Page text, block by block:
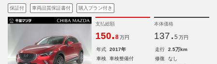
保証付 車両品質保証書付 購入プラン付き
支払総額
150.8 万円
本体価格
137. 5 万円
年式 2017年 走行
2.5万km
車検
車検整備付 修復
なし